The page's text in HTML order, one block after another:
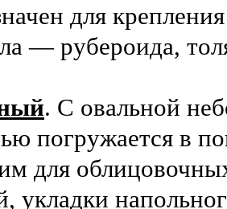
для
— рубероида,
. С овальной
погружается в
для
укладки